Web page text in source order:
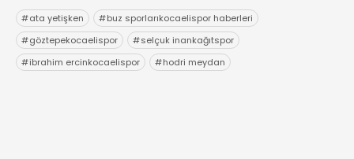
#ata yetişken #buz sporlarıkocaelispor haberleri
#göztepekocaelispor #selçuk inankağıtspor
#ibrahim ercinkocaelispor #hodri meydan